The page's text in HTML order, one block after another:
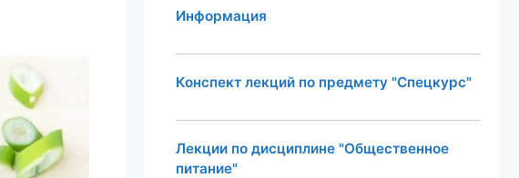
Информация
Конспект лекций по предмету "Спецкурс"
Лекции по дисциплине "Общественное
питание"